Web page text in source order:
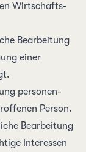
Wirtschafts­
Bearbeitung
einer
personen­
Person.
Bearbeitung
Interessen